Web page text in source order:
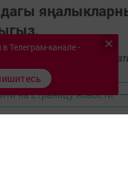
номерына языгыз,
на страницу новости
Телеграм-канале -